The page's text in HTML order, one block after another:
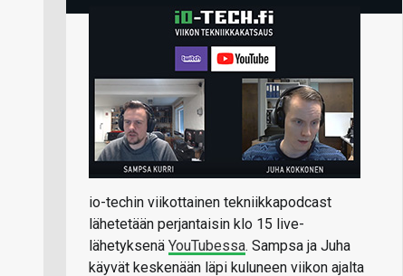
io-techin viikottainen tekniikkapodcast
lähetetään perjantaisin klo 15 live-
lähetyksenä YouTubessa. Sampsa ja Juha
käyvät keskenään läpi kuluneen viikon ajalta